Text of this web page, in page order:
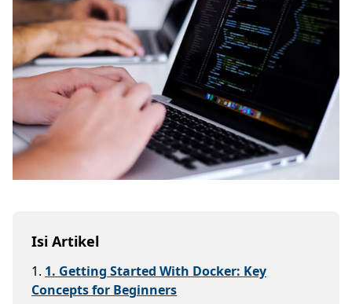
Isi Artikel
1. 1. Getting Started With Docker: Key
Concepts for Beginners